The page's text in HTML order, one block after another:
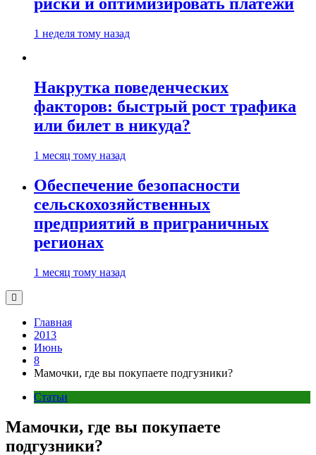
риски и оптимизировать платежи
1 неделя тому назад
Накрутка поведенческих
факторов: быстрый рост трафика
или билет в никуда?
1 месяц тому назад
Обеспечение безопасности
сельскохозяйственных
предприятий в приграничных
регионах
1 месяц тому назад
Главная
2013
Июнь
8
Мамочки, где вы покупаете подгузники?
Статьи
Мамочки, где вы покупаете
подгузники?